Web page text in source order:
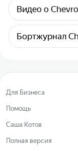
Видео о
Бортжурнал
Для Бизнеса
Помощь
Саша Котов
Полная версия